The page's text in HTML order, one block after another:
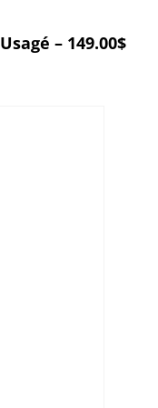
Usagé – 149.00$